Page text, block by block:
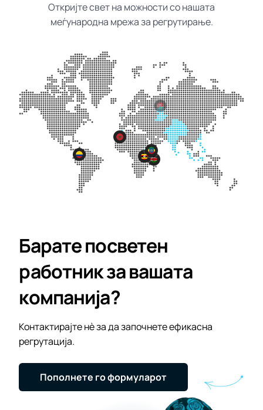
Откријте свет на можности со нашата
меѓународна мрежа за регрутирање.
Барате посветен
работник за вашата
компанија?
Контактирајте нè за да започнете ефикасна
регрутација.
Пополнете го формуларот